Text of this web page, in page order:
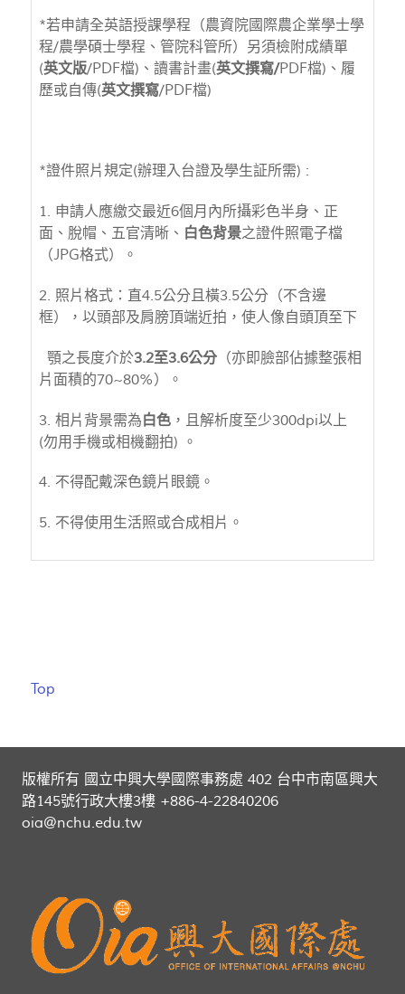
*若申請全英語授課學程（農資院國際農企業學士學
程/農學碩士學程、管院科管所）另須檢附成績單
(英文版/PDF檔)、讀書計畫(英文撰寫/PDF檔)、履
歷或自傳(英文撰寫/PDF檔)
*證件照片規定(辦理入台證及學生証所需) :
1. 申請人應繳交最近6個月內所攝彩色半身、正
面、脫帽、五官清晰、 白色背景之證件照電子檔
（JPG格式）。
2. 照片格式：直4.5公分且橫3.5公分（不含邊
框），以頭部及肩膀頂端近拍，使人像自頭頂至下
顎之長度介於3.2至3.6公分 （亦即臉部佔據整張相
片面積的70~80%）。
3. 相片背景需為白色 ，且解析度至少300dpi以上
(勿用手機或相機翻拍) 。
4. 不得配戴深色鏡片眼鏡。
5. 不得使用生活照或合成相片。
Top
版權所有 國立中興大學國際事務處 402 台中市南區興大
路145號行政大樓3樓 +886-4-22840206
oia@nchu.edu.tw